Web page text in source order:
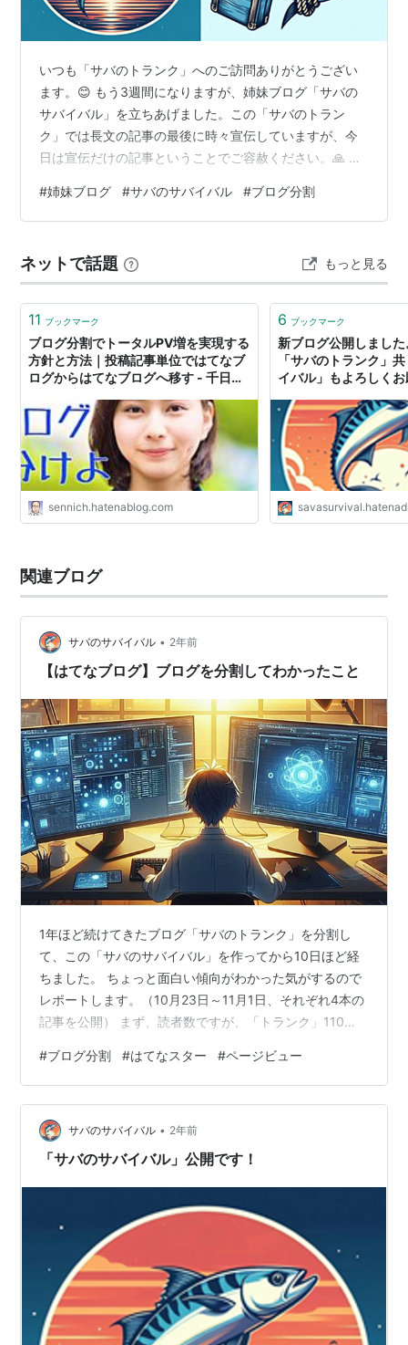
いつも「サバのトランク」へのご訪問ありがとうござい
ます。😊 もう3週間になりますが、姉妹ブログ「サバの
サバイバル」を立ちあげました。この「サバのトラン
ク」では長文の記事の最後に時々宣伝していますが、今
日は宣伝だけの記事ということでご容赦ください。🙏 ブ
すぎたためです。それぞれのブログは、「サバのトラン
ク」（このブログ）がPC関係特化、「サバのサバイバ
妹ブログの「サバのサバイバル」には、読書・病気関係
だけでなく、これまで以上に気楽にいろいろなことを書
いていくつもりです。すでにこの３週間で10記事…
#姉妹ブログ #サバのサバイバル #ブログ分割
ネットで話題 もっと見る
11 ブックマーク
ブログ分割でトータルPV増を実現する
方針と方法｜投稿記事単位ではてなブ
ログからはてなブログへ移す - 千日の
える
sennich.hatenablog.com
6 ブックマーク
新ブログ公開しまし
「サバのトランク」
イバル」もよろしく
ブログ分割 - サバの
関連ブログ
サバのサバイバル • 2年前
【はてなブログ】ブログを分割してわかったこと
1年ほど続けてきたブログ「サバのトランク」を分割し
て、この「サバのサバイバル」を作ってから10日ほど経
ちました。 ちょっと面白い傾向がわかった気がするので
レポートします。（10月23日～11月1日、それぞれ4本の
記事を公開） まず、読者数ですが、「トランク」110
ランク」平均54個、「サバイバル」168個1日あたりのペ
ージビュー、「トランク」平均322 PV、「サバイバル」
48 PV外部検索からの流入割合、「トランク」86%、
「サバイバル」2%（まだ Xのみ） 表にした方が見やすい
か・・ 読者数は新しい「サバイバル」に来てくれた方
#ブログ分割 #はてなスター #ページビュー
サバのサバイバル • 2年前
「サバのサバイバル」公開です！